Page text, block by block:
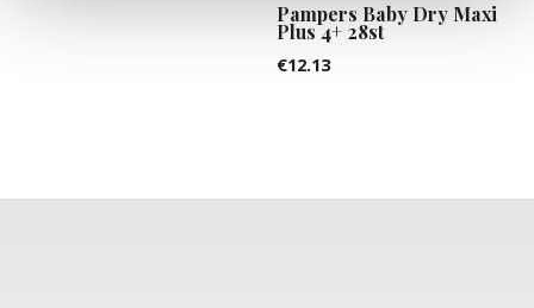
Pampers Baby Dry Maxi
Plus 4+ 28st
€12.13